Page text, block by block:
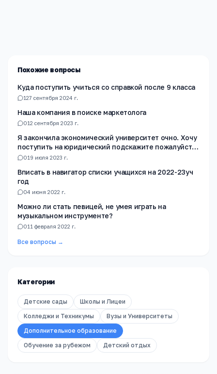
Похожие вопросы
Куда поступить учиться со справкой после 9 класса
127 сентября 2024 г.
Наша компания в поиске маркетолога
012 сентября 2023 г.
Я закончила экономический университет очно. Хочу
поступить на юридический подскажите пожалуйста
на какой факультет лучше подать документы?
019 июля 2023 г.
Вписать в навигатор списки учащихся на 2022-23уч
год
04 июня 2022 г.
Можно ли стать певицей, не умея играть на
музыкальном инструменте?
011 февраля 2022 г.
Все вопросы →
Категории
Детские сады
Школы и Лицеи
Колледжи и Техникумы
Вузы и Университеты
Дополнительное образование
Обучение за рубежом
Детский отдых